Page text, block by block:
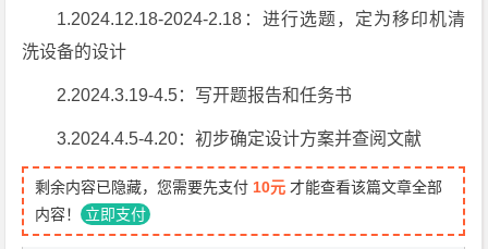
1.2024.12.18-2024-2.18：进行选题，定为移印机清
洗设备的设计
2.2024.3.19-4.5：写开题报告和任务书
3.2024.4.5-4.20：初步确定设计方案并查阅文献
剩余内容已隐藏，您需要先支付 10元 才能查看该篇文章全部
内容！ 立即支付